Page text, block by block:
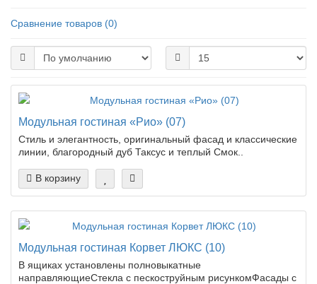
Сравнение товаров (0)
Модульная гостиная «Рио» (07)
Стиль и элегантность, оригинальный фасад и классические
линии, благородный дуб Таксус и теплый Смок..
В корзину
Модульная гостиная Корвет ЛЮКС (10)
В ящиках установлены полновыкатные
направляющиеСтекла с пескоструйным рисункомФасады с